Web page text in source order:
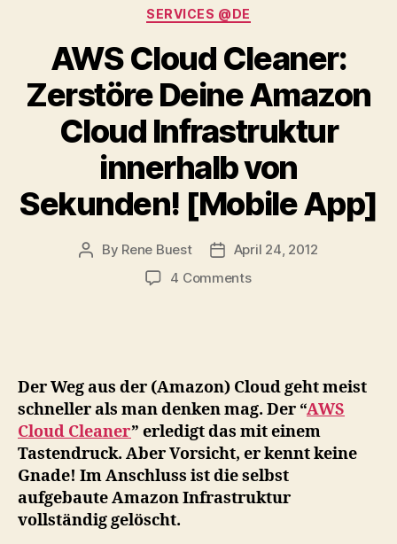
Categories
SERVICES @DE
AWS Cloud Cleaner:
Zerstöre Deine Amazon
Cloud Infrastruktur
innerhalb von
Sekunden! [Mobile App]
Post
By Rene Buest
PostApril 24, 2012
4 Commentson
Amazon
Cloud
Infrastruktur
innerhalb
von
Sekunden!
Der Weg aus der (Amazon) Cloud geht meist
schneller als man denken mag. Der “AWS
Cloud Cleaner” erledigt das mit einem
Tastendruck. Aber Vorsicht, er kennt keine
Gnade! Im Anschluss ist die selbst
aufgebaute Amazon Infrastruktur
vollständig gelöscht.